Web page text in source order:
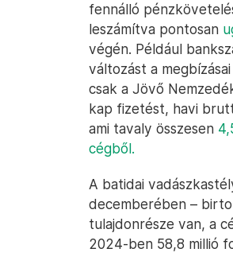
fennálló
leszámítva pontosan
végén. Például
változást a
csak a Jövő
kap fizetést, havi
ami tavaly összesen
cégből.
A batidai
decemberében –
tulajdonrésze van, a
2024-ben 58,8 millió